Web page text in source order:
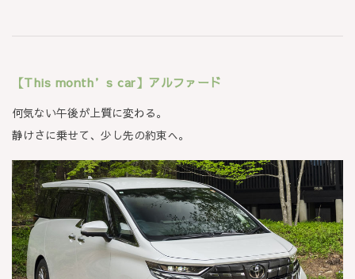
【This month’s car】アルファード
何気ない午後が上質に変わる。
静けさに乗せて、少し先の約束へ。